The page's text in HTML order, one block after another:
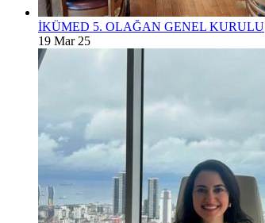
İKÜMED 5. OLAĞAN GENEL KURULU
19 Mar 25